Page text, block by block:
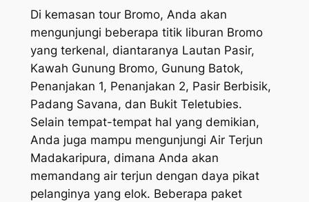
Di kemasan tour Bromo, Anda akan
mengunjungi beberapa titik liburan Bromo
yang terkenal, diantaranya Lautan Pasir,
Kawah Gunung Bromo, Gunung Batok,
Penanjakan 1, Penanjakan 2, Pasir Berbisik,
Padang Savana, dan Bukit Teletubies.
Selain tempat-tempat hal yang demikian,
Anda juga mampu mengunjungi Air Terjun
Madakaripura, dimana Anda akan
memandang air terjun dengan daya pikat
pelanginya yang elok. Beberapa paket